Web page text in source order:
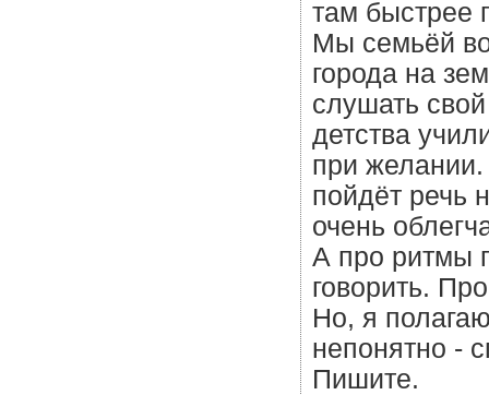
там быстрее
Мы семьёй
города на
слушать
детства
при желании.
пойдёт речь
очень
А про ритмы
говорить.
Но, я
непонятно -
Пишите.